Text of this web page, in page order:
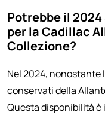
Potrebbe il
per la Cadillac
Collezione?
Nel 2024, nonostante
conservati della
Questa disponibilità è